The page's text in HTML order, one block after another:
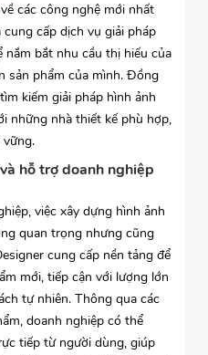
các công nghệ mới nhất
cấp dịch vụ giải pháp
bắt nhu cầu thị hiếu của
sản phẩm của mình. Đồng
kiếm giải pháp hình ảnh
những nhà thiết kế phù hợp,
hỗ trợ doanh nghiệp
việc xây dựng hình ảnh
quan trọng nhưng cũng
cung cấp nền tảng để
mới, tiếp cận với lượng lớn
tự nhiên. Thông qua các
doanh nghiệp có thể
tiếp từ người dùng, giúp